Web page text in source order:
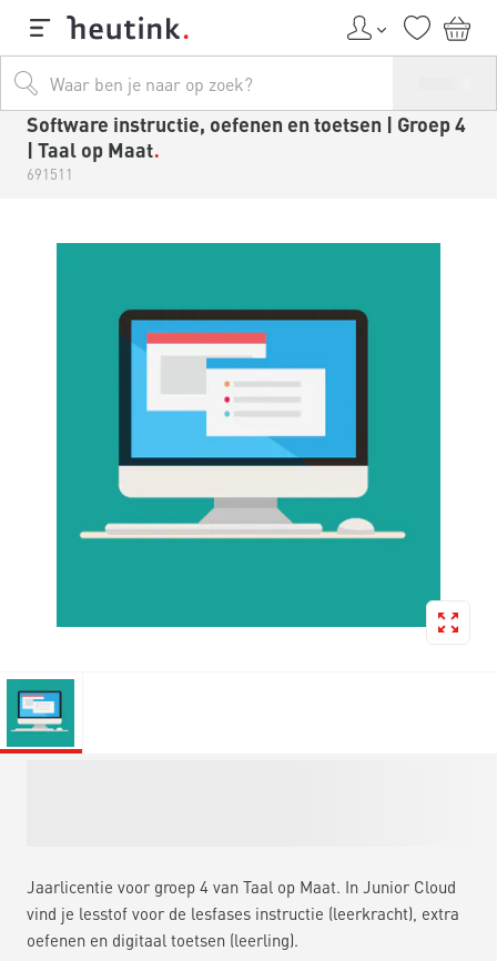
Software instructie, oefenen en toetsen | Groep 4
| Taal op Maat
691511
Jaarlicentie voor groep 4 van Taal op Maat. In Junior Cloud
vind je lesstof voor de lesfases instructie (leerkracht), extra
oefenen en digitaal toetsen (leerling).